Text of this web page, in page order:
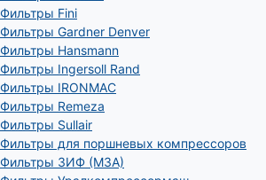
Фильтры Fini
Фильтры Gardner Denver
Фильтры Hansmann
Фильтры Ingersoll Rand
Фильтры IRONMAC
Фильтры Remeza
Фильтры Sullair
Фильтры для поршневых компрессоров
Фильтры ЗИФ (МЗА)